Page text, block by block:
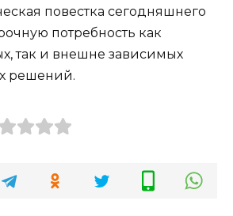
повестка сегодняшнего
потребность как
так и внешне зависимых
решений.